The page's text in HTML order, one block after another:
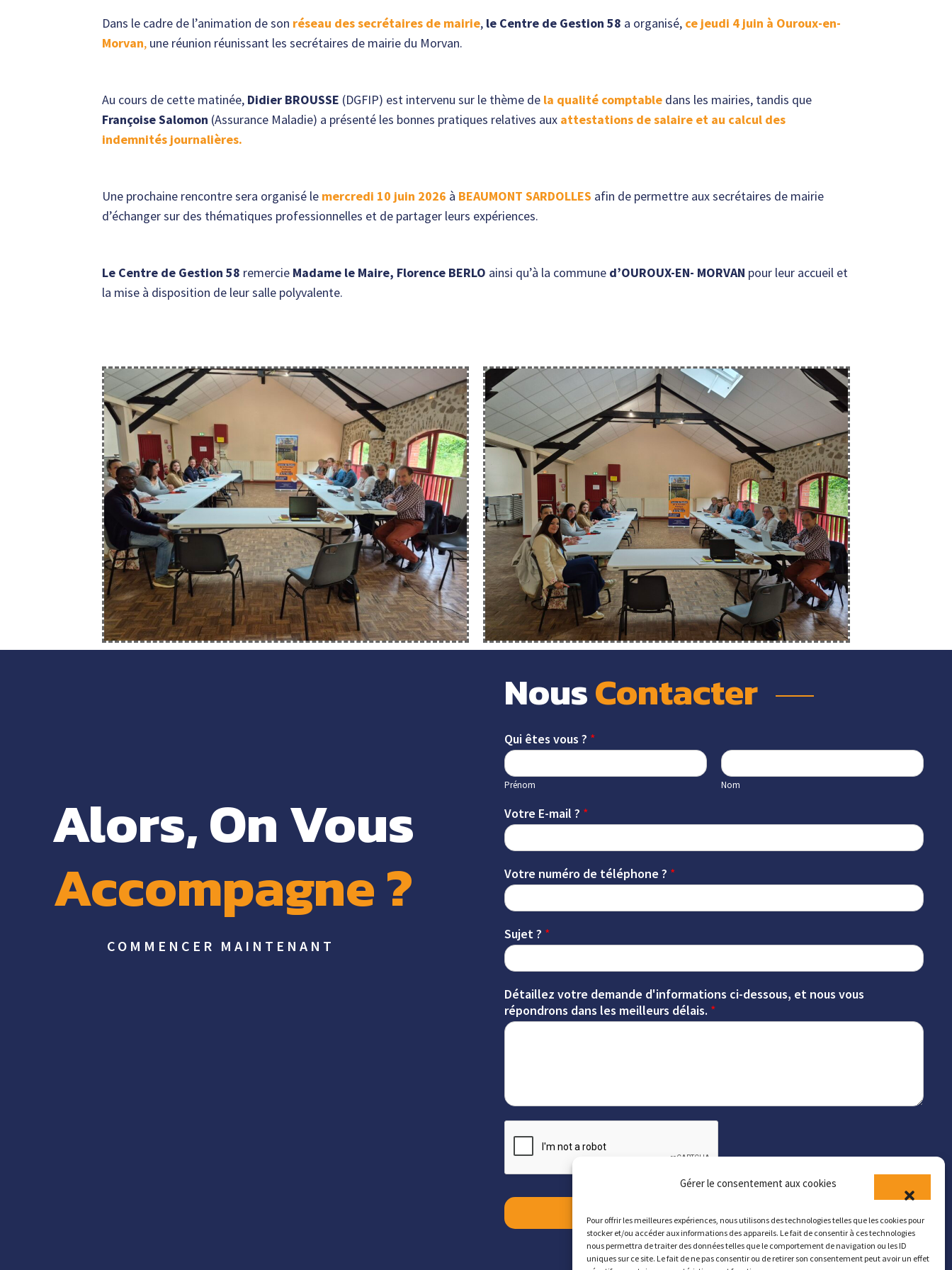
Gérer le consentement aux cookies
Pour offrir les meilleures expériences, nous utilisons des technologies telles que les cookies pour
stocker et/ou accéder aux informations des appareils. Le fait de consentir à ces technologies
nous permettra de traiter des données telles que le comportement de navigation ou les ID
uniques sur ce site. Le fait de ne pas consentir ou de retirer son consentement peut avoir un effet
à DAMPIERRE-SOUS-
BOUHY
à CORVOL
tableaux
Dans le cadre de l’animation de son réseau des secrétaires de mairie, le Centre de Gestion 58 a organisé, ce jeudi 4 juin à Ouroux-en-
Morvan, une réunion réunissant les secrétaires de mairie du Morvan.
Au cours de cette matinée, Didier BROUSSE (DGFIP) est intervenu sur le thème de la qualité comptable dans les mairies, tandis que
Françoise Salomon (Assurance Maladie) a présenté les bonnes pratiques relatives aux attestations de salaire et au calcul des
indemnités journalières.
Une prochaine rencontre sera organisé le mercredi 10 juin 2026 à BEAUMONT SARDOLLES afin de permettre aux secrétaires de mairie
d’échanger sur des thématiques professionnelles et de partager leurs expériences.
Le Centre de Gestion 58 remercie Madame le Maire, Florence BERLO ainsi qu’à la commune d’OUROUX-EN- MORVAN pour leur accueil et
la mise à disposition de leur salle polyvalente.
Alors, On Vous
Accompagne ?
COMMENCER MAINTENANT
Nous Contacter
Qui êtes vous ? *
Prénom Nom
Votre E-mail ? *
Votre numéro de téléphone ? *
Sujet ? *
Détaillez votre demande d'informations ci-dessous, et nous vous
répondrons dans les meilleurs délais. *